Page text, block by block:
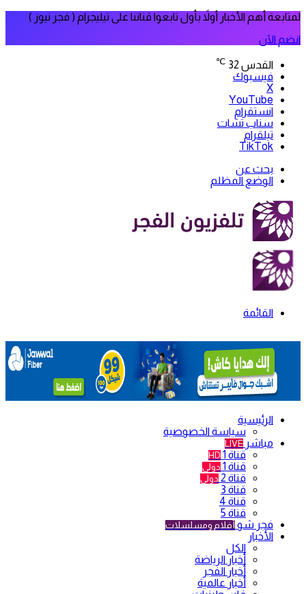
لمتابعة أهم الأخبار أولاً بأول تابعوا قناتنا على تيليجرام ( فجر نيوز )
انضم الآن
القدس 32
℃
فيسبوك
‫X
‫YouTube
انستقرام
سناب تشات
تيلقرام
‫TikTok
بحث عن
الوضع المظلم
القائمة
الرئيسية
سياسة الخصوصية
مباشر LIVE
قناة 1 HD
قناة 1 دولي
قناة 2 دولي
قناة 3
قناة 4
قناة 5
فجر شو أفلام ومسلسلات
الأخبار
الكل
أخبار الرياضة
أخبار الفجر
أخبار عالمية